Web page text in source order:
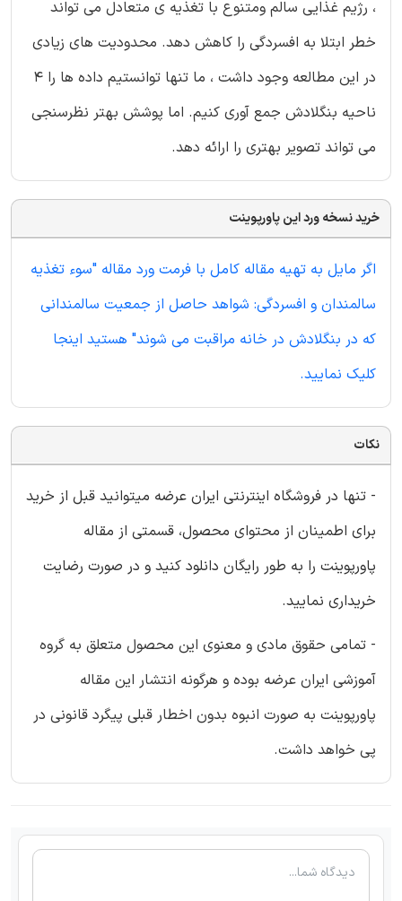
، رژیم غذایی سالم ومتنوع با تغذیه ی متعادل می تواند
خطر ابتلا به افسردگی را کاهش دهد. محدودیت های زیادی
در این مطالعه وجود داشت ، ما تنها توانستیم داده ها را 4
ناحیه بنگلادش جمع آوری کنیم. اما پوشش بهتر نظرسنجی
می تواند تصویر بهتری را ارائه دهد.
خرید نسخه ورد این پاورپوینت
اگر مایل به تهیه مقاله کامل با فرمت ورد مقاله "سوء تغذیه
سالمندان و افسردگی: شواهد حاصل از جمعیت سالمندانی
که در بنگلادش در خانه مراقبت می شوند" هستید اینجا
کلیک نمایید.
نکات
- تنها در فروشگاه اینترنتی ایران عرضه میتوانید قبل از خرید
برای اطمینان از محتوای محصول، قسمتی از مقاله
پاورپوینت را به طور رایگان دانلود کنید و در صورت رضایت
خریداری نمایید.
- تمامی حقوق مادی و معنوی این محصول متعلق به گروه
آموزشی ایران عرضه بوده و هرگونه انتشار این مقاله
پاورپوینت به صورت انبوه بدون اخطار قبلی پیگرد قانونی در
پی خواهد داشت.